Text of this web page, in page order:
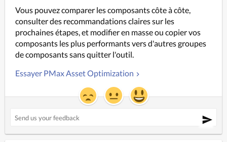
Vous pouvez comparer les composants côte à côte,
consulter des recommandations claires sur les
prochaines étapes, et modifier en masse ou copier vos
composants les plus performants vers d'autres groupes
de composants sans quitter l'outil.
Essayer PMax Asset Optimization